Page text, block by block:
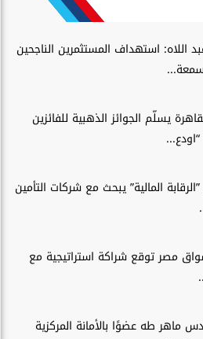
اللاه: استهداف المستثمرين الناجحين
يسلّم الجوائز الذهبية للفائزين
المالية” يبحث مع شركات التأمين
مصر توقع شراكة استراتيجية مع
ماهر طه عضوًا بالأمانة المركزية